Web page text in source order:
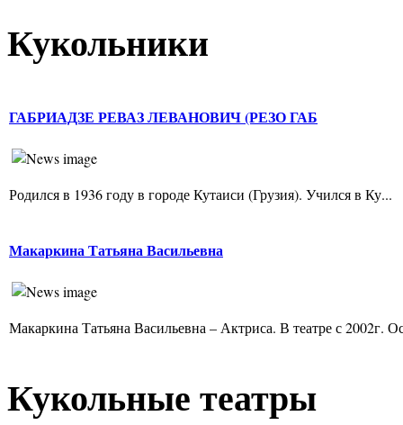
Кукольники
ГАБРИАДЗЕ РЕВАЗ ЛЕВАНОВИЧ (РЕЗО ГАБ
Родился в 1936 году в городе Кутаиси (Грузия). Учился в Ку...
Макаркина Татьяна Васильевна
Макаркина Татьяна Васильевна – Актриса. В театре с 2002г.
Кукольные театры